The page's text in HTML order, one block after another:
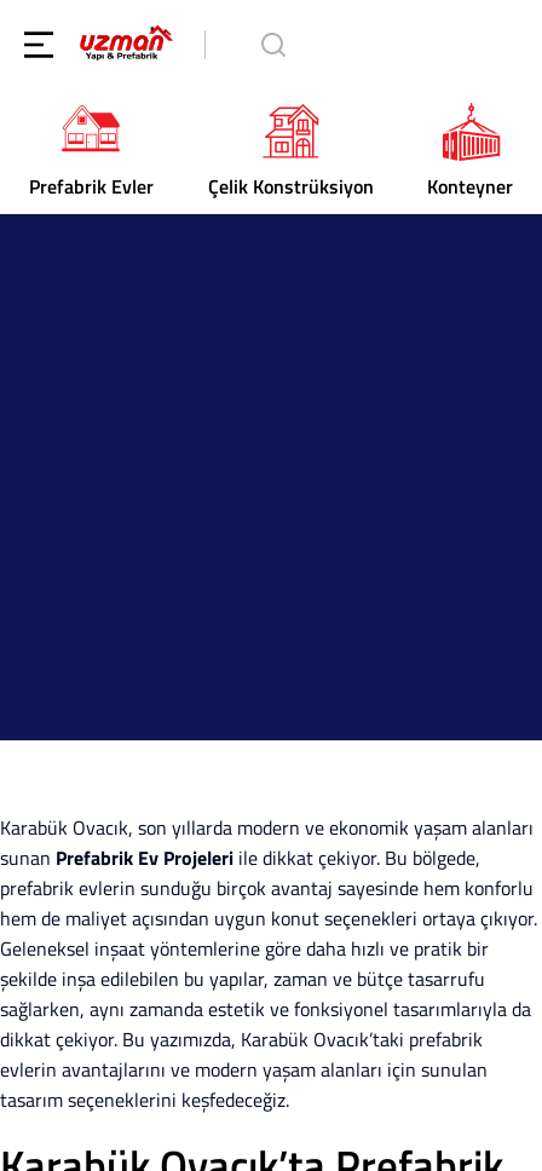
Prefabrik Evler Çelik Konstrüksiyon Konteyner
Karabük Ovacık, son yıllarda modern ve ekonomik yaşam alanları
sunan Prefabrik Ev Projeleri ile dikkat çekiyor. Bu bölgede,
prefabrik evlerin sunduğu birçok avantaj sayesinde hem konforlu
hem de maliyet açısından uygun konut seçenekleri ortaya çıkıyor.
Geleneksel inşaat yöntemlerine göre daha hızlı ve pratik bir
şekilde inşa edilebilen bu yapılar, zaman ve bütçe tasarrufu
sağlarken, aynı zamanda estetik ve fonksiyonel tasarımlarıyla da
dikkat çekiyor. Bu yazımızda, Karabük Ovacık’taki prefabrik
evlerin avantajlarını ve modern yaşam alanları için sunulan
tasarım seçeneklerini keşfedeceğiz.